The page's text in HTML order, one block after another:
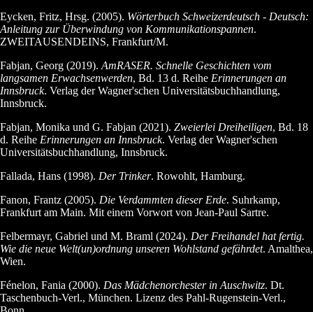
Eycken, Fritz, Hrsg. (2005). Wörterbuch Schweizerdeutsch - Deutsch:
Anleitung zur Überwindung von Kommunikationspannen.
ZWEITAUSENDEINS, Frankfurt/M.
Fabjan, Georg (2019).AmRASER. Schnelle Geschichten vom
langsamen Erwachsenwerden, Bd. 13 d. Reihe Erinnerungen an
Innsbruck. Verlag der Wagner'schen Universitätsbuchhandlung,
Innsbruck.
Fabjan, Monika und G. Fabjan (2021). Zweierlei Dreiheiligen, Bd. 18
d. Reihe Erinnerungen an Innsbruck. Verlag der Wagner'schen
Universitätsbuchhandlung, Innsbruck.
Fallada, Hans (1998). Der Trinker. Rowohlt, Hamburg.
Fanon, Frantz (2005). Die Verdammten dieser Erde. Suhrkamp,
Frankfurt am Main. Mit einem Vorwort von Jean-Paul Sartre.
Felbermayr, Gabriel und M. Braml (2024). Der Freihandel hat fertig.
Wie die neue Welt(un)ordnung unseren Wohlstand gefährdet. Amalthea,
Wien.
Fénelon, Fania (2000). Das Mädchenorchester in Auschwitz. Dt.
Taschenbuch-Verl., München. Lizenz des Pahl-Rugenstein-Verl.,